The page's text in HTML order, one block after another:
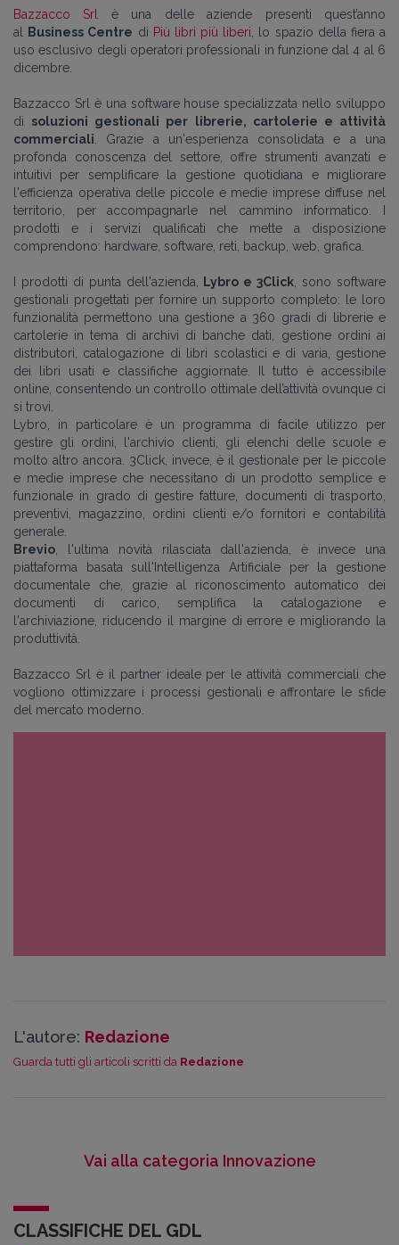
Bazzacco Srl
è una delle aziende presenti quest’anno
al
Business Centre di Più libri più liberi , lo spazio della fiera a
uso esclusivo degli operatori professionali in funzione dal 4 al 6
dicembre.
Bazzacco Srl è una software house specializzata nello sviluppo
di soluzioni gestionali per librerie, cartolerie e attività
commerciali . Grazie a un'esperienza consolidata e a una
profonda conoscenza del settore, offre strumenti avanzati e
intuitivi per semplificare la gestione quotidiana e migliorare
l'efficienza operativa delle piccole e medie imprese diffuse nel
territorio, per accompagnarle nel cammino informatico. I
prodotti e i servizi qualificati che mette a disposizione
comprendono: hardware, software, reti, backup, web, grafica.
I prodotti di punta dell'azienda, Lybro e 3Click , sono software
gestionali progettati per fornire un supporto completo: le loro
funzionalità permettono una gestione a 360 gradi di librerie e
cartolerie in tema di archivi di banche dati, gestione ordini ai
distributori, catalogazione di libri scolastici e di varia, gestione
dei libri usati e classifiche aggiornate. Il tutto è accessibile
online, consentendo un controllo ottimale dell’attività ovunque ci
si trovi.
Lybro, in particolare è un programma di facile utilizzo per
gestire gli ordini, l'archivio clienti, gli elenchi delle scuole e
molto altro ancora. 3Click, invece, è il gestionale per le piccole
e medie imprese che necessitano di un prodotto semplice e
funzionale in grado di gestire fatture, documenti di trasporto,
preventivi, magazzino, ordini clienti e/o fornitori e contabilità
generale.
Brevio , l'ultima novità rilasciata dall'azienda, è invece una
piattaforma basata sull'Intelligenza Artificiale per la gestione
documentale che, grazie al riconoscimento automatico dei
documenti di carico, semplifica la catalogazione e
l'archiviazione, riducendo il margine di errore e migliorando la
produttività.
Bazzacco Srl è il partner ideale per le attività commerciali che
vogliono ottimizzare i processi gestionali e affrontare le sfide
del mercato moderno.
L'autore: Redazione
Guarda tutti gli articoli scritti da Redazione
Vai alla categoria Innovazione
CLASSIFICHE DEL GDL